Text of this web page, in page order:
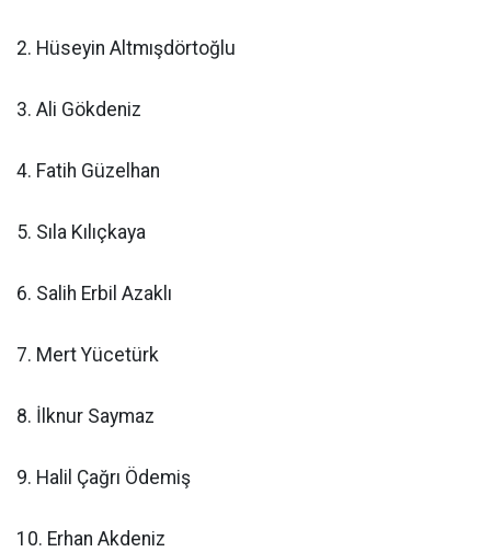
2. Hüseyin Altmışdörtoğlu
3. Ali Gökdeniz
4. Fatih Güzelhan
5. Sıla Kılıçkaya
6. Salih Erbil Azaklı
7. Mert Yücetürk
8. İlknur Saymaz
9. Halil Çağrı Ödemiş
10. Erhan Akdeniz